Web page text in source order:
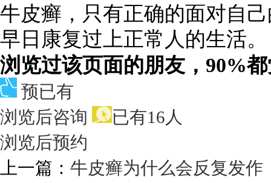
牛皮癣，只有正确的面对自
早日康复过上正常人的生活。
浏览过该页面的朋友，90%
预已有
浏览后咨询
已有16人
浏览后预约
上一篇： 牛皮癣为什么会反复发作